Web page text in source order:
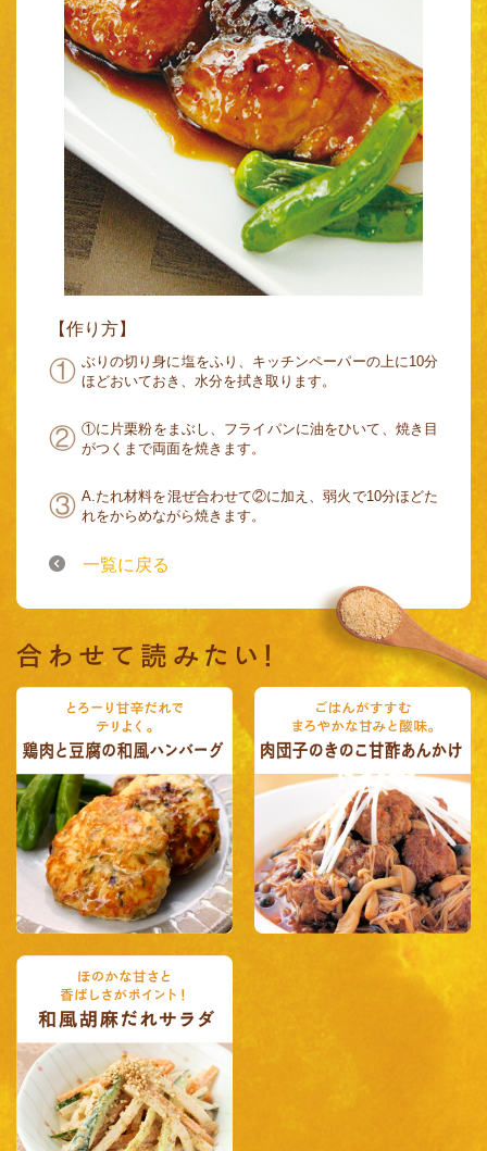
【作り方】
ぶりの切り身に塩をふり、キッチンペーパーの上に10分
ほどおいておき、水分を拭き取ります。
①に片栗粉をまぶし、フライパンに油をひいて、焼き目
がつくまで両面を焼きます。
A.たれ材料を混ぜ合わせて②に加え、弱火で10分ほどた
れをからめながら焼きます。
一覧に戻る